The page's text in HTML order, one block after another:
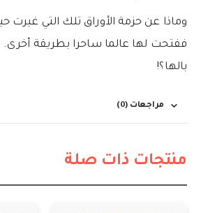
وماذا عن حزمة الأوراق تلك التي غيرت
ففتحت لها عالما ساحرا بطريقة
بالها؟!
مراجعات (0)
منتجات ذات صلة